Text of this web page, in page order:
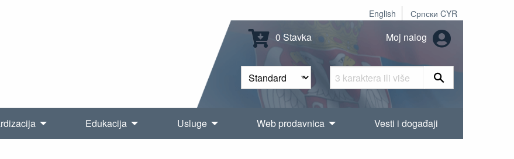
English Српски CYR
0 Stavka Moj nalog
Edukacija Usluge Web prodavnica Vesti i događaji